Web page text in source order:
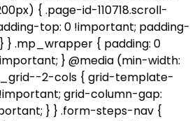
{ .page-id-110718.scroll-
top: 0 !important; padding-
} .mp_wrapper { padding: 0
} @media (min-width:
2-cols { grid-template-
grid-column-gap:
} } .form-steps-nav {